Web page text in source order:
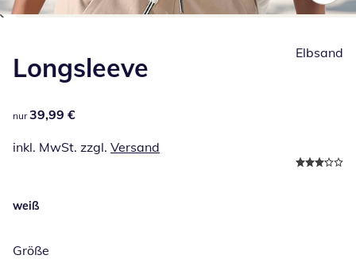
Longsleeve
39,99 €
nur 39,99 €
inkl. MwSt. zzgl. Versand
Elbsand
weiß
Größe